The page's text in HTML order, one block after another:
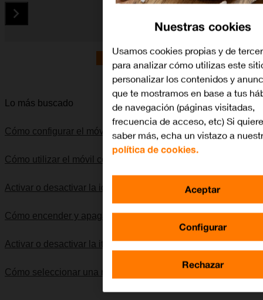
Diapositiva 1 de 5. HONOR 200 Lite - Black - imagen 1
Lo quiero
Lo más buscado
Cómo configurar el móvil para internet
Cómo utilizar el móvil como punto de acceso Wi-Fi
Activar o desactivar la identificación de llamadas
Cómo encender y apagar el móvil
Activar o desactivar la itinerancia de datos
Cómo seleccionar una red
Nuestras cookies
Usamos cookies propias y de
para analizar cómo utilizas este
personalizar los contenidos y
que te mostramos en base a tus
de navegación (páginas visitadas,
frecuencia de acceso, etc) Si
saber más, echa un vistazo a
política de cookies.
Configurar
Rechazar
Aceptar